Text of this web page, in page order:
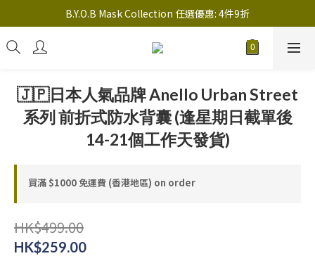
註冊新會員送 $20 馬上使用，會員可享指定產品「​專享價」
B.Y.O.B Mask Collection 任選優惠: 4件9折
註冊新會員送 $20 馬上使用，會員可享指定產品「​專享價」
🇯🇵日本人氣品牌 Anello Urban Street
系列 前折式防水背囊 (逢星期日截單後
14-21個工作天發貨)
買滿 $1000 免運費 (香港地區) on order
HK$499.00
HK$259.00